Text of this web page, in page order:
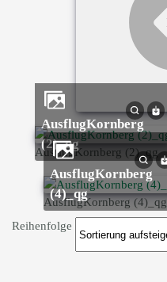
AusflugKornberg (2)_qg
AusflugKornberg
(2)_qg
AusflugKornberg (4)_qg
AusflugKornberg
(4)_qg
Reihenfolge